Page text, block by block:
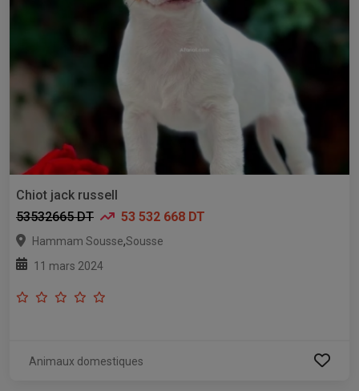
Chiot jack russell
53532665 DT
53 532 668 DT
Hammam Sousse,Sousse
11 mars 2024
Animaux domestiques